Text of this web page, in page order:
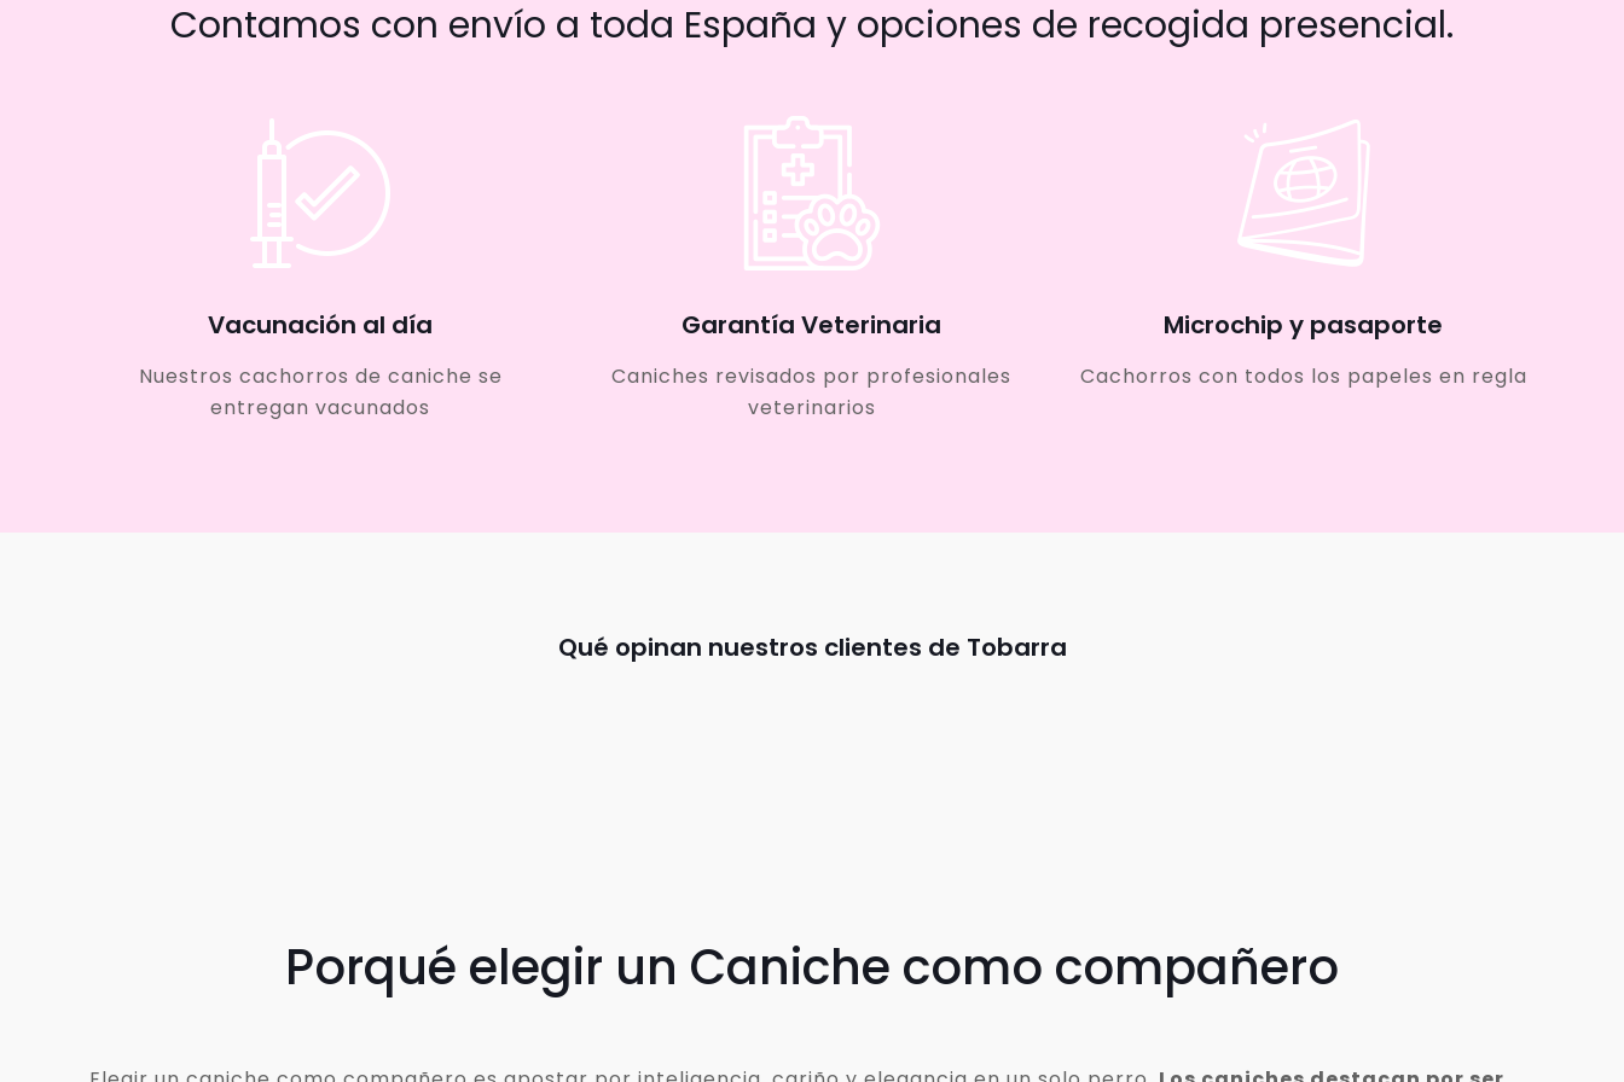
Contamos con envío a toda España y opciones de recogida presencial.
Vacunación al día
Nuestros cachorros de caniche se
entregan vacunados
Garantía Veterinaria
Caniches revisados por profesionales
veterinarios
Microchip y pasaporte
Cachorros con todos los papeles en regla
Qué opinan nuestros clientes de Tobarra
Porqué elegir un Caniche como compañero